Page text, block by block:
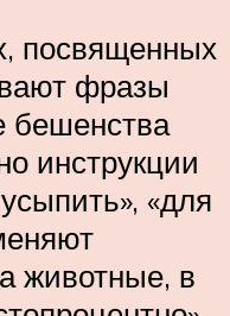
посвященных
фразы
бешенства
инструкции
«для
животные, в